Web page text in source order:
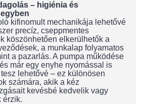
– higiénia és
kifinomult mechanikája lehetővé
precíz, cseppmentes
köszönhetően elkerülhetők a
a munkalap folyamatos
a pazarlás. A pumpa működése
már egy enyhe nyomással is
lehetővé – ez különösen
számára, akik a kéz
kevésbé kedvelik vagy
érzik.